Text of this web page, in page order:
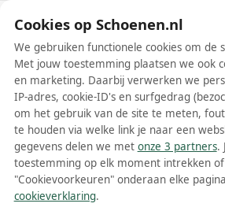
Schoenen.nl
Jana dames boots
Meer lezen
Cookies op Schoenen.nl
We gebruiken functionele cookies om de
Met jouw toestemming plaatsen we ook
en marketing. Daarbij verwerken we
IP-adres, cookie-ID's en surfgedrag
om het gebruik van de site te meten,
te houden via welke link je naar een
gegevens delen we met onze 3 partners.
toestemming op elk moment intrekken
"Cookievoorkeuren" onderaan elke
cookieverklaring.